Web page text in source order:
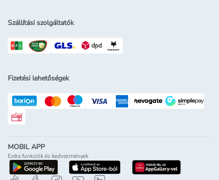
Szállítási szolgáltatók
Fizetési lehetőségek
Rossmann ajándékkártya
MOBIL APP
Extra funkciók és kedvezmények
letöltés a google-play-rölletöltés az app-store-ból
letöltés